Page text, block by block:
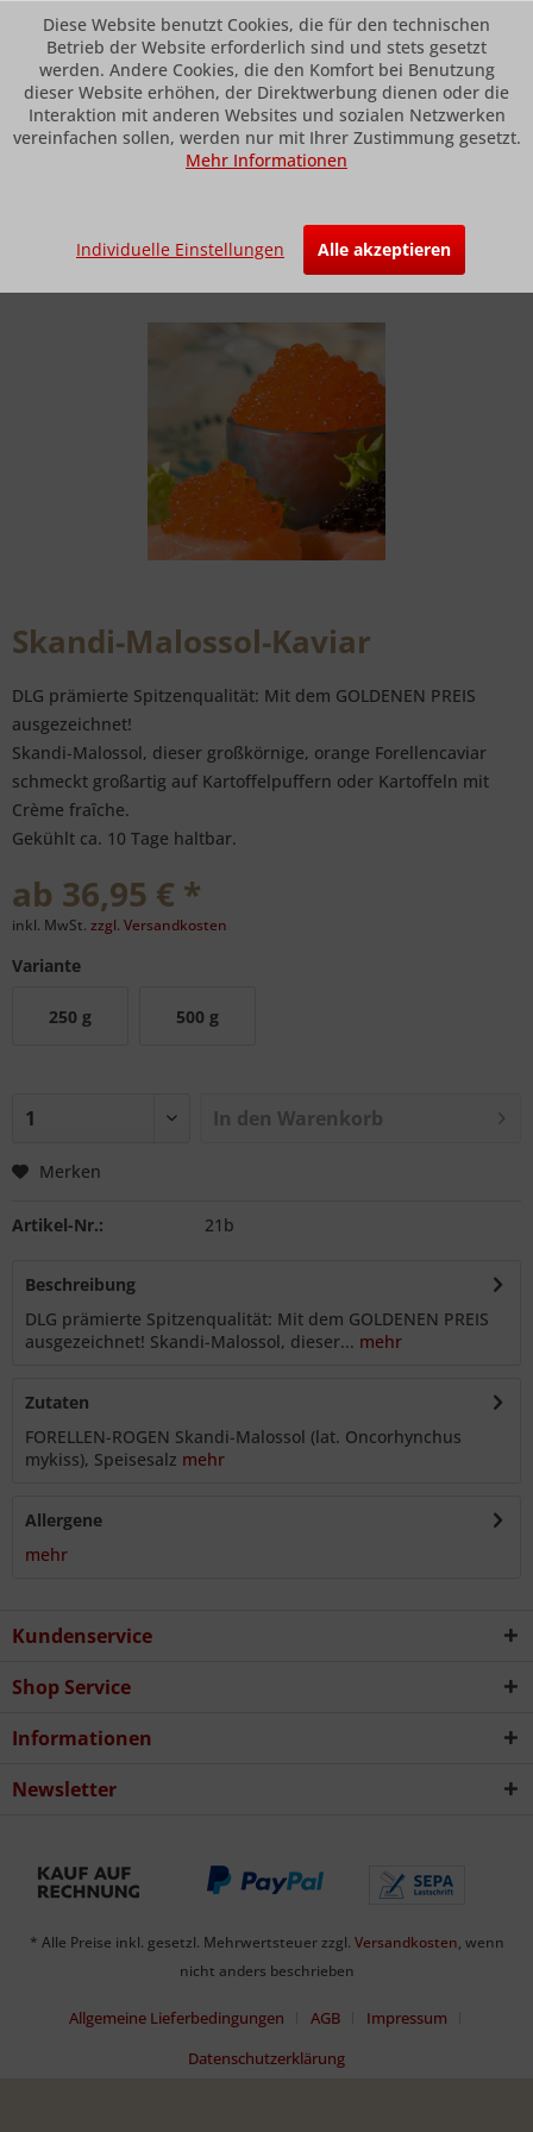
Menü
Skandi-Malossol-Kaviar
Skandi-Malossol-Kaviar
DLG prämierte Spitzenqualität: Mit dem GOLDENEN PREIS
ausgezeichnet!
Skandi-Malossol, dieser großkörnige, orange Forellencaviar
schmeckt großartig auf Kartoffelpuffern oder Kartoffeln mit
Crème fraîche.
Gekühlt ca. 10 Tage haltbar.
ab 36,95 € *
inkl. MwSt. zzgl. Versandkosten
Variante
250 g 500 g
In den Warenkorb
Merken
Artikel-Nr.: 21b
Beschreibung
DLG prämierte Spitzenqualität: Mit dem GOLDENEN PREIS
ausgezeichnet! Skandi-Malossol, dieser... mehr
Zutaten
FORELLEN-ROGEN Skandi-Malossol (lat. Oncorhynchus
mykiss), Speisesalz mehr
Allergene
mehr
Kundenservice
Shop Service
Informationen
Newsletter
* Alle Preise inkl. gesetzl. Mehrwertsteuer zzgl. Versandkosten, wenn
nicht anders beschrieben
Allgemeine Lieferbedingungen AGB
Impressum
Datenschutzerklärung
Diese Website benutzt Cookies, die für den technischen
Betrieb der Website erforderlich sind und stets gesetzt
werden. Andere Cookies, die den Komfort bei Benutzung
dieser Website erhöhen, der Direktwerbung dienen oder die
Interaktion mit anderen Websites und sozialen Netzwerken
vereinfachen sollen, werden nur mit Ihrer Zustimmung gesetzt.
Mehr Informationen
Individuelle Einstellungen Alle akzeptieren